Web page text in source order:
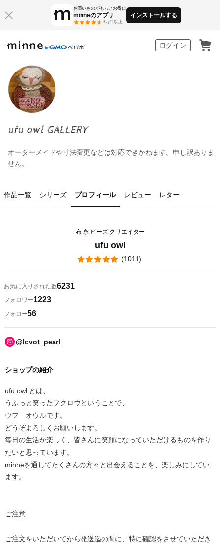
お買いものがもっとお得に
minneのアプリ
3万件以上
インストールする
ログイン
ufu owl GALLERY
オーダーメイドや寸法変更などは対応できかねます。申し訳ありま
せん。
作品一覧 シリーズ プロフィール レビュー レター
布 糸 ビーズ クリエイター
ufu owl
(1011)
お気に入りされた数6231
フォロワー1223
フォロー56
@lovot_pearl
ショップの紹介
ufu owl とは、
うふっと笑ったフクロウということで、
ウフ オウルです。
どうぞよろしくお願いします。
毎日の生活が楽しく、皆さんに笑顔になっていただけるものを作り
たいと思っています。
minneを通してたくさんの方々と出会えることを、楽しみにしてい
ます。
ご注意
ご注文をいただいてから発送迄の間に、特に確認をさせていただき